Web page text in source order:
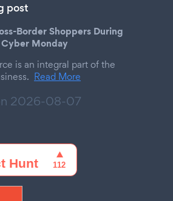
post
Border Shoppers During
Monday
is an integral part of the
Read More
2026-08-07